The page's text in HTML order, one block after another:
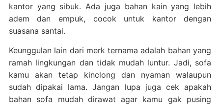
kantor yang sibuk. Ada juga bahan kain yang lebih
adem dan empuk, cocok untuk kantor dengan
suasana santai.
Keunggulan lain dari merk ternama adalah bahan yang
ramah lingkungan dan tidak mudah luntur. Jadi, sofa
kamu akan tetap kinclong dan nyaman walaupun
sudah dipakai lama. Jangan lupa juga cek apakah
bahan sofa mudah dirawat agar kamu gak pusing